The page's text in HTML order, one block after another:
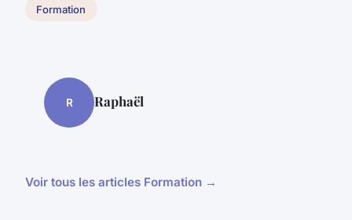
Formation
R Raphaël
Voir tous les articles Formation →